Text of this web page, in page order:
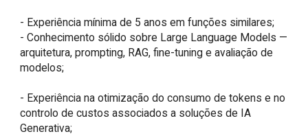
- Experiência mínima de 5 anos em funções similares;
- Conhecimento sólido sobre Large Language Models —
arquitetura, prompting, RAG, fine-tuning e avaliação de
modelos;
- Experiência na otimização do consumo de tokens e no
controlo de custos associados a soluções de IA
Generativa;